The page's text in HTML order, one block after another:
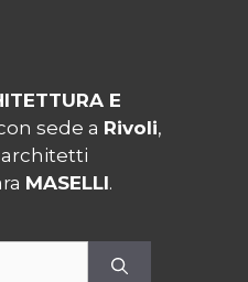
E
sede a Rivoli,
architetti
MASELLI.